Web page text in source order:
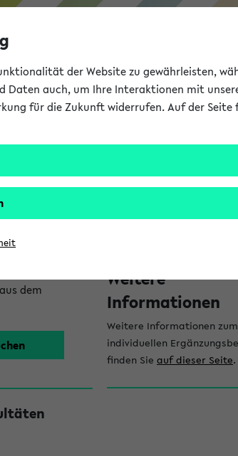
dem
S
i
Navigation
Weitere
Informationen
Weitere Informationen zum
individuellen
finden Sie auf dieser Seite.
der Website zu gewährleisten,
Daten auch, um Ihre Interaktionen mit
für die Zukunft widerrufen. Auf der Seite